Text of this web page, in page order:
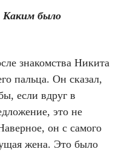
было
знакомства Никита
пальца. Он сказал,
если вдруг в
это не
он с самого
жена. Это было